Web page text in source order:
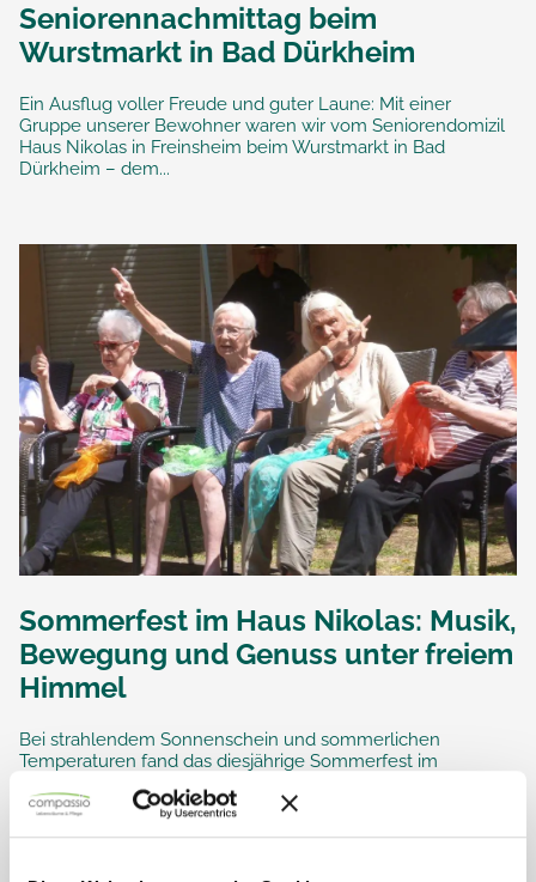
Seniorennachmittag beim
Wurstmarkt in Bad Dürkheim
Ein Ausflug voller Freude und guter Laune: Mit einer
Gruppe unserer Bewohner waren wir vom Seniorendomizil
Haus Nikolas in Freinsheim beim Wurstmarkt in Bad
Dürkheim – dem...
Sommerfest im Haus Nikolas: Musik,
Bewegung und Genuss unter freiem
Himmel
Bei strahlendem Sonnenschein und sommerlichen
Temperaturen fand das diesjährige Sommerfest im
liebevoll gestaltete Garten der Einrichtung bot die ideale